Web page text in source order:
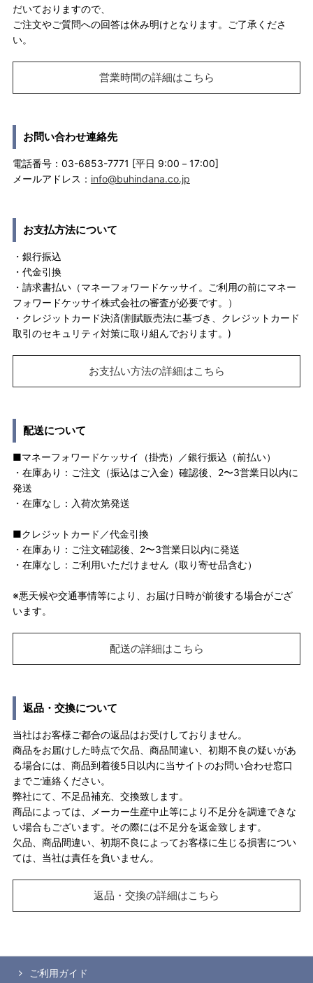
だいておりますので、
ご注文やご質問への回答は休み明けとなります。ご了承くださ
い。
営業時間の詳細はこちら
お問い合わせ連絡先
電話番号：03-6853-7771 [平日 9:00－17:00]
メールアドレス： info@buhindana.co.jp
お支払方法について
・銀行振込
・代金引換
・請求書払い（マネーフォワードケッサイ。ご利用の前にマネー
フォワードケッサイ株式会社の審査が必要です。）
・クレジットカード決済(割賦販売法に基づき、クレジットカード
取引のセキュリティ対策に取り組んでおります。)
お支払い方法の詳細はこちら
配送について
■マネーフォワードケッサイ（掛売）／銀行振込（前払い）
・在庫あり：ご注文（振込はご入金）確認後、2〜3営業日以内に
発送
・在庫なし：入荷次第発送
■クレジットカード／代金引換
・在庫あり：ご注文確認後、2〜3営業日以内に発送
・在庫なし：ご利用いただけません（取り寄せ品含む）
※悪天候や交通事情等により、お届け日時が前後する場合がござ
います。
配送の詳細はこちら
返品・交換について
当社はお客様ご都合の返品はお受けしておりません。
商品をお届けした時点で欠品、商品間違い、初期不良の疑いがあ
る場合には、商品到着後5日以内に当サイトのお問い合わせ窓口
までご連絡ください。
弊社にて、不足品補充、交換致します。
商品によっては、メーカー生産中止等により不足分を調達できな
い場合もございます。その際には不足分を返金致します。
欠品、商品間違い、初期不良によってお客様に生じる損害につい
ては、当社は責任を負いません。
返品・交換の詳細はこちら
ご利用ガイド